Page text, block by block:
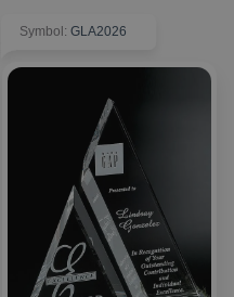
Symbol: GLA2026